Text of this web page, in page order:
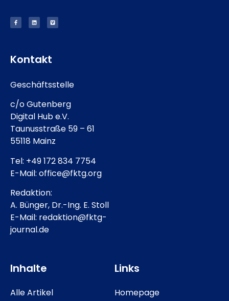
Kontakt
Geschäftsstelle
c/o Gutenberg
Digital Hub e.V.
Taunusstraße 59 – 61
55118 Mainz
Tel: +49 172 834 7754
E-Mail: office@fktg.org
Redaktion:
A. Bünger, Dr.-Ing. E. Stoll
E-Mail: redaktion@fktg-
journal.de
Inhalte
Alle Artikel
Links
Homepage